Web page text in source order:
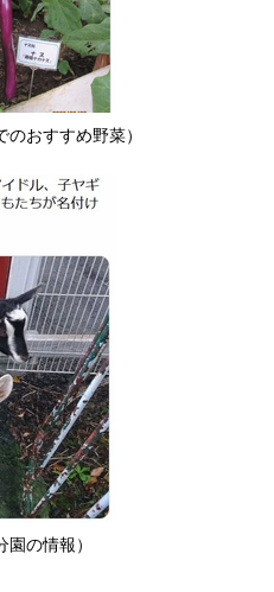
のおすすめ野菜）
園の情報）